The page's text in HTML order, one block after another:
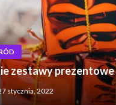
zestawy
stycznia, 2022